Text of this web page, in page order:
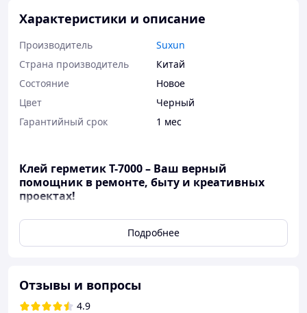
Характеристики и описание
Производитель
Suxun
Страна производитель
Китай
Состояние
Новое
Цвет
Черный
Гарантийный срок
1 мес
Клей герметик T-7000 – Ваш верный
помощник в ремонте, быту и креативных
проектах!
Универсальный клей герметикT-7000представляет
собой идеальный выбор для тех, кто стремится найти
надежное и универсальное средство для склеивания.
использования достигается благодаря гелеобразной
текстуре и удобной насадке, что гарантирует отличные
Подробнее
Отзывы и вопросы
4.9